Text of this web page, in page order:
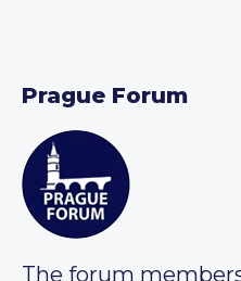
Prague Forum
The forum